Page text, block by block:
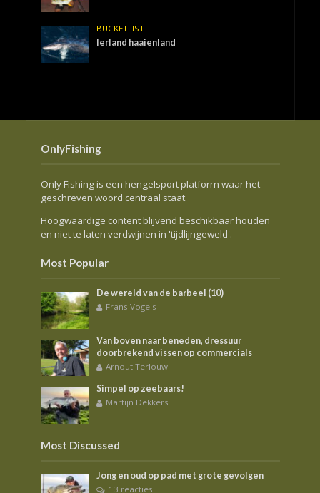
BUCKETLIST
Ierland haaienland
OnlyFishing
Only Fishing is een hengelsport platform waar het
geschreven woord centraal staat.
Hoogwaardige content blijvend beschikbaar houden
en niet te laten verdwijnen in 'tijdlijngeweld'.
Most Popular
De wereld van de barbeel (10)
Frans Vogels
Van boven naar beneden, dressuur
doorbrekend vissen op commercials
Arnout Terlouw
Simpel op zeebaars!
Martijn Dekkers
Most Discussed
Jong en oud op pad met grote gevolgen
13 reacties